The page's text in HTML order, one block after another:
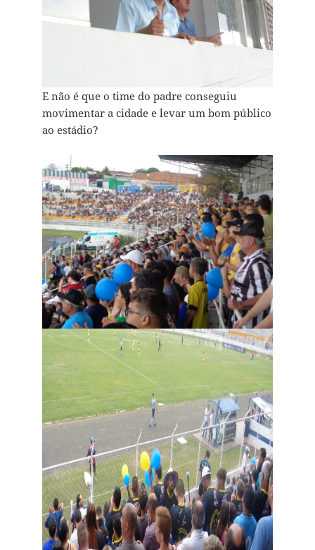
E não é que o time do padre conseguiu
movimentar a cidade e levar um bom público
ao estádio?